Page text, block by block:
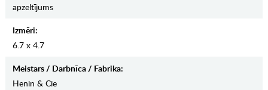
apzeltījums
Izmēri:
6.7 x 4.7
Meistars / Darbnīca / Fabrika:
Henin & Cie